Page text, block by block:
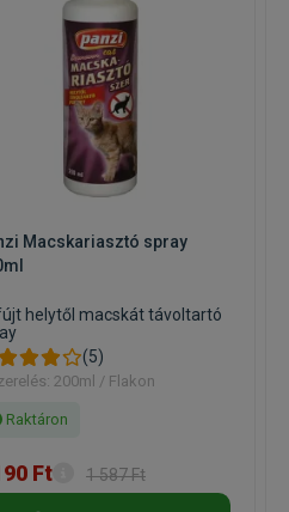
Macskariasztó spray
helytől macskát távoltartó
(5)
200ml / Flakon
Raktáron
Ft 1 587 Ft